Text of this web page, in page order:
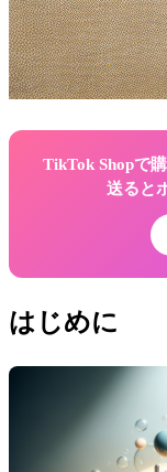
TikTok Shopで
送ると
はじめに